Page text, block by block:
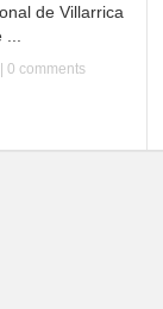
de Villarrica
...
0 comments